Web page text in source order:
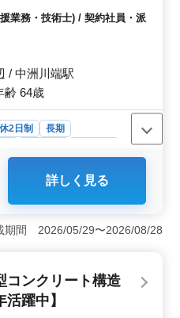
川、上下水道 等 ・CAD操作あ
可能 ・単身赴任宿舎完備 ・海
者活躍中 ☆50代以上の建設
業務に興味ある方活躍中
注者支援業務経験者急募 ご
おります
業務・技術士) / 契約社員・派
/ 中洲川端駅
齢 64歳
2日制
長期
県福岡市博多区近辺で、
に従事する方を募集してい
務や調査業務、工事監督
が整っています。 ＜待
〜700万円となってお
詳しく見る
期間 2026/05/29〜2026/08/28
コンクリート構造
躍中】